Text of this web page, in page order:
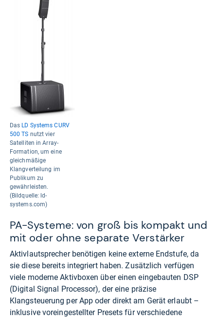
Das LD Systems CURV
500 TS nutzt vier
Satelliten in Array-
Formation, um eine
gleichmäßige
Klangverteilung im
Publikum zu
gewährleisten.
(Bildquelle: ld-
systems.com)
PA-Systeme: von groß bis kompakt und
mit oder ohne separate Verstärker
Aktivlautsprecher benötigen keine externe Endstufe, da
sie diese bereits integriert haben. Zusätzlich verfügen
viele moderne Aktivboxen über einen eingebauten DSP
(Digital Signal Processor), der eine präzise
Klangsteuerung per App oder direkt am Gerät erlaubt –
inklusive voreingestellter Presets für verschiedene